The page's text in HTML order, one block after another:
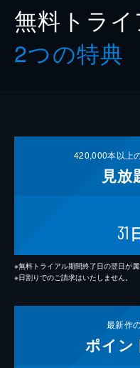
無料トラ
2つの特典
420,000本以上
見放
31
※無料トライアル期間終了日の翌日が
※日割りでのご請求はいたしません。
最新作
ポイン